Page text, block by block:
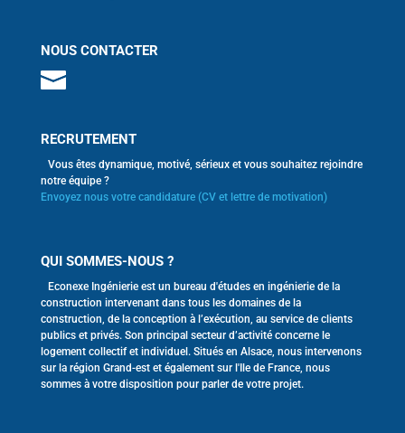
NOUS CONTACTER
RECRUTEMENT
Vous êtes dynamique, motivé, sérieux et vous souhaitez rejoindre
notre équipe ?
Envoyez nous votre candidature (CV et lettre de motivation)
QUI SOMMES-NOUS ?
Econexe Ingénierie est un bureau d'études en ingénierie de la
construction intervenant dans tous les domaines de la
construction, de la conception à l’exécution, au service de clients
publics et privés. Son principal secteur d’activité concerne le
logement collectif et individuel. Situés en Alsace, nous intervenons
sur la région Grand-est et également sur l'Ile de France, nous
sommes à votre disposition pour parler de votre projet.